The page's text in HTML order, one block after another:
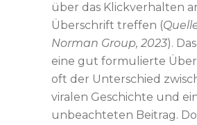
über das Klickverhalten
Überschrift treffen (
Norman Group, 2023).
eine gut formulierte
oft der Unterschied
viralen Geschichte und
unbeachteten Beitrag.